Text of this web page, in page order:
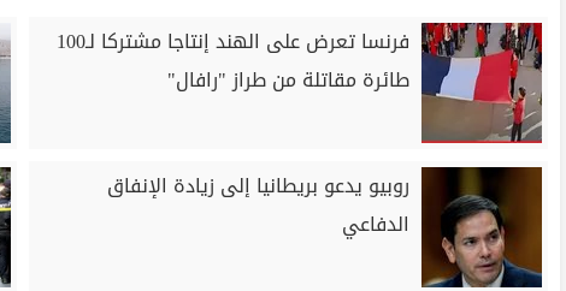
فرنسا تعرض على الهند إنتاجا مشتركا لـ100
طائرة مقاتلة من طراز "رافال"
روبيو يدعو بريطانيا إلى زيادة الإنفاق
الدفاعي